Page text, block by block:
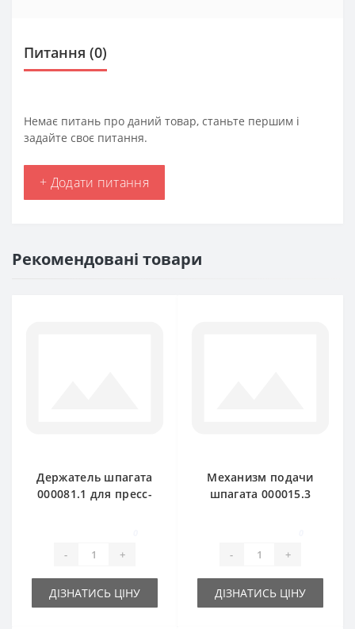
Питання (0)
Немає питань про даний товар, станьте першим і
задайте своє питання.
+ Додати питання
Рекомендовані товари
Держатель шпагата
000081.1 для пресс-
- +
ДІЗНАТИСЬ ЦІНУ
Механизм подачи
шпагата 000015.3
- +
ДІЗНАТИСЬ ЦІНУ